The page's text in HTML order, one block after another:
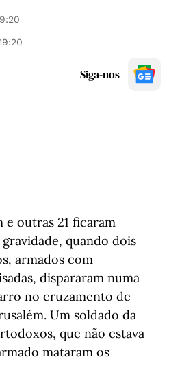
Siga-nos
e outras 21 ficaram
quando dois
armados com
dispararam numa
no cruzamento de
Um soldado da
que não estava
mataram os